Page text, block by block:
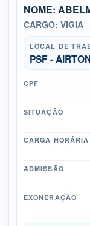
NOME:
CARGO: VIGIA
LOCAL DE
PSF -
CPF
SITUAÇÃO
CARGA HORÁRIA
ADMISSÃO
EXONERAÇÃO